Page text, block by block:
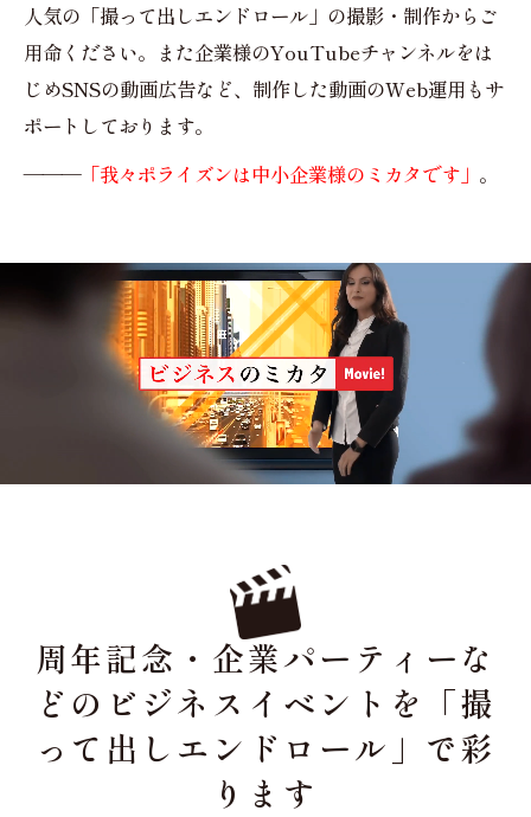
人気の「撮って出しエンドロール」の撮影・制作からご
用命ください。また企業様のYouTubeチャンネルをは
じめSNSの動画広告など、制作した動画のWeb運用もサ
ポートしております。
———「我々ポライズンは中小企業様のミカタです」 。
周年記念・企業パーティーな
どのビジネスイベントを「撮
って出しエンドロール」で彩
ります